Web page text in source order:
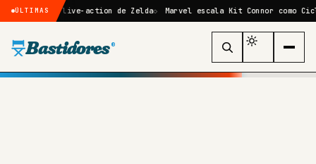
ÚLTIMAS
live-action de Zelda Marvel escala Kit Connor como Ciclope no
Bastidores ®